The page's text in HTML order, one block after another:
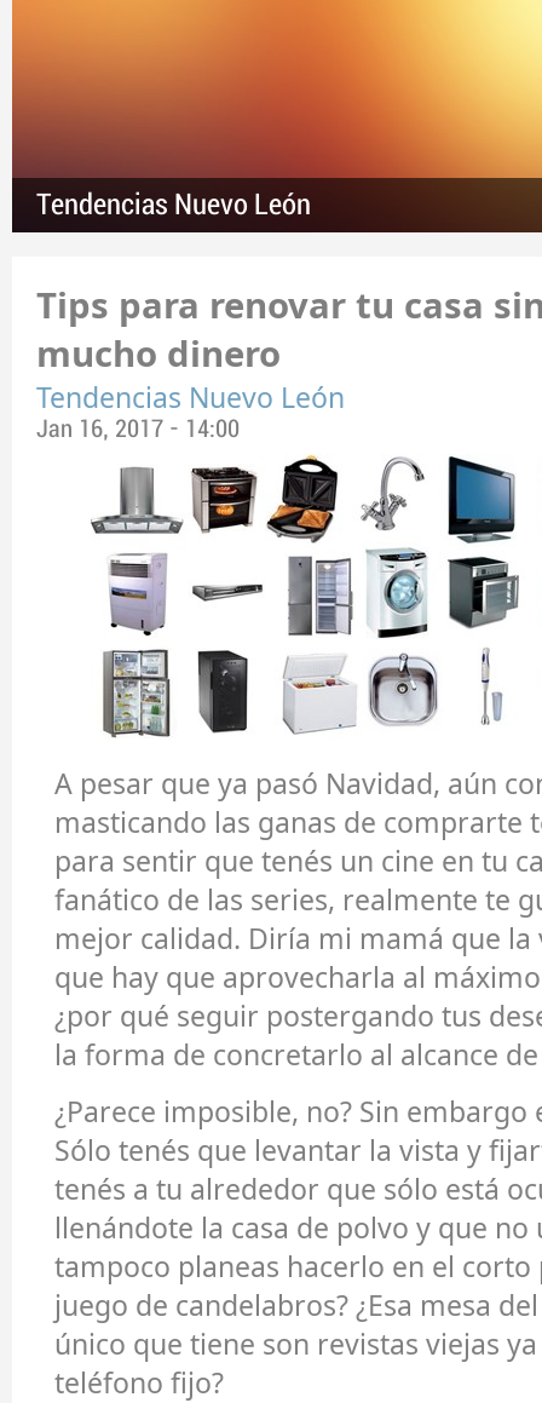
Tendencias Nuevo León
Tips para renovar tu casa
mucho dinero
Tendencias Nuevo León
Jan 16, 2017 - 14:00
A pesar que ya pasó Navidad, aún
masticando las ganas de comprarte
para sentir que tenés un cine en tu
fanático de las series, realmente te
mejor calidad. Diría mi mamá que la
que hay que aprovecharla al
¿por qué seguir postergando tus
la forma de concretarlo al alcance
¿Parece imposible, no? Sin embargo
Sólo tenés que levantar la vista y
tenés a tu alrededor que sólo está
llenándote la casa de polvo y que no
tampoco planeas hacerlo en el corto
juego de candelabros? ¿Esa mesa
único que tiene son revistas viejas
teléfono fijo?